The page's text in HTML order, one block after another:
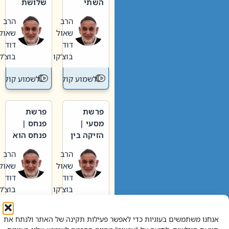
אנחנו משתמשים בעוגיות כדי לאפשר פעילות תקינה של האתר ולנתח את
וערב של
חיינו
הרב
שאול
דוד
בוצ'קו
לשמוע קול תורה – מדרש
האבות
הרב
שאול
דוד
בוצ'קו
לשמוע קול
פרשת
מסעי |
הזיקה בין
הגדול לעם הרב
שאול
דוד
בוצ'קו
לשמוע קול תורה – מדרש
פרשת
פנחס |
פנחס הוא
אליהו: בין
קנאות
הורסת
לקנאות
בונה
הרב
שאול
דוד
בוצ'קו
לשמוע קול